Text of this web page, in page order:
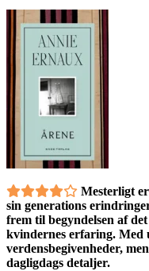
Mesterligt
sin generations
frem til begyndelsen af
kvindernes erfaring. Med
verdensbegivenheder,
dagligdags detaljer.